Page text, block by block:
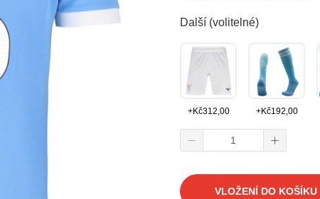
Další (volitelné)
+Kč312,00 +Kč192,00
VLOŽENÍ DO KOŠÍKU